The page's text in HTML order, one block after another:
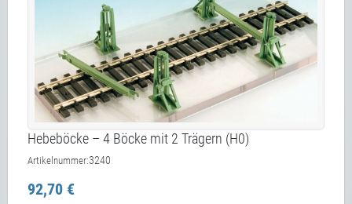
Hebeböcke – 4 Böcke mit 2 Trägern (H0)
Artikelnummer:3240
92,70 €